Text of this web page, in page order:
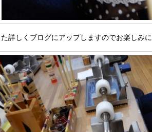
詳しくブログにアップしますのでお楽しみ